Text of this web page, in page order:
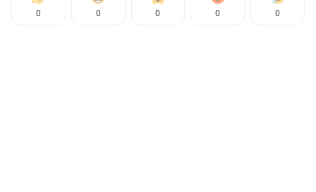
0 0 0 0 0